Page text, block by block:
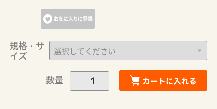
お気に入りに登録
規格・サ
イズ
数量
カートに入れる